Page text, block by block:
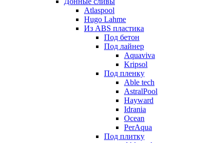
Atlaspool
Hugo Lahme
Из ABS пластика
Под бетон
Под лайнер
Aquaviva
Kripsol
Под пленку
Able tech
AstralPool
Hayward
Idrania
Ocean
PerAqua
Под плитку